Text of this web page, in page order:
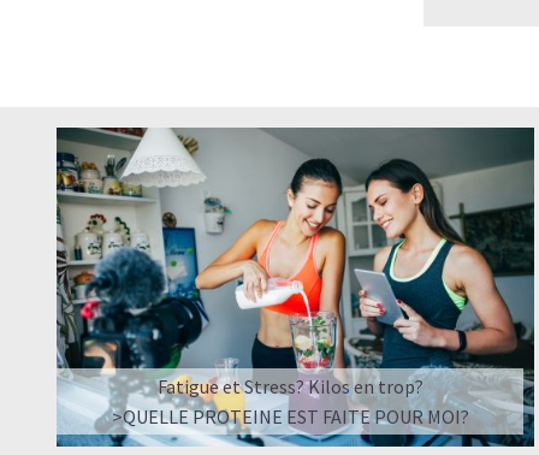
Fatigue et Stress? Kilos en trop?
>QUELLE PROTEINE EST FAITE POUR MOI?